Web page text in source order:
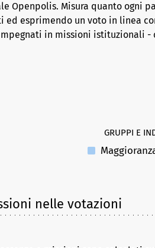
Openpolis. Misura quanto ogni
esprimendo un voto in linea
in missioni istituzionali
GRUPPI E
nelle votazioni